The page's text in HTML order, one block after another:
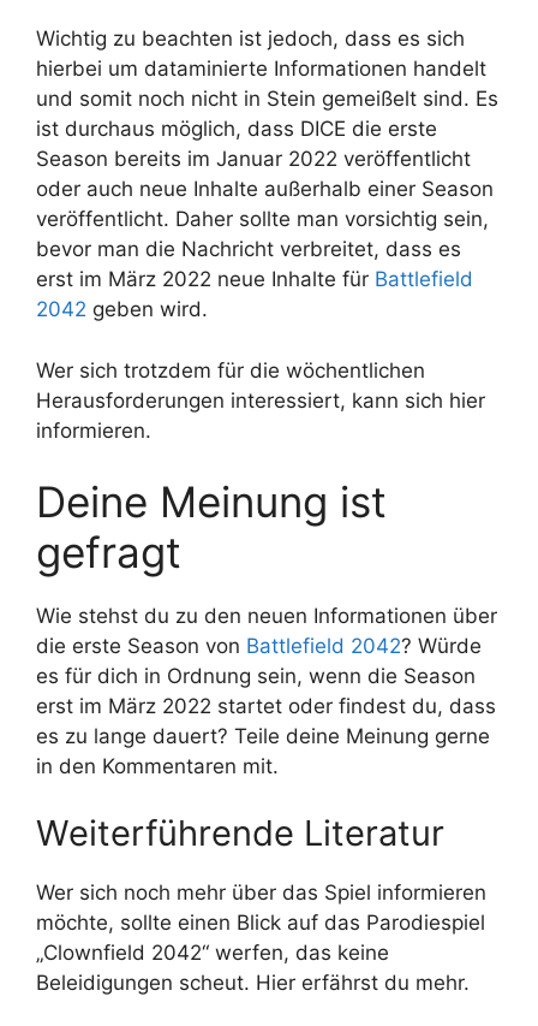
Wichtig zu beachten ist jedoch, dass es sich
hierbei um dataminierte Informationen handelt
und somit noch nicht in Stein gemeißelt sind. Es
ist durchaus möglich, dass DICE die erste
Season bereits im Januar 2022 veröffentlicht
oder auch neue Inhalte außerhalb einer Season
veröffentlicht. Daher sollte man vorsichtig sein,
bevor man die Nachricht verbreitet, dass es
erst im März 2022 neue Inhalte für Battlefield
2042 geben wird.
Wer sich trotzdem für die wöchentlichen
Herausforderungen interessiert, kann sich hier
informieren.
Deine Meinung ist
gefragt
Wie stehst du zu den neuen Informationen über
die erste Season von Battlefield 2042? Würde
es für dich in Ordnung sein, wenn die Season
erst im März 2022 startet oder findest du, dass
es zu lange dauert? Teile deine Meinung gerne
in den Kommentaren mit.
Weiterführende Literatur
Wer sich noch mehr über das Spiel informieren
möchte, sollte einen Blick auf das Parodiespiel
„Clownfield 2042“ werfen, das keine
Beleidigungen scheut. Hier erfährst du mehr.